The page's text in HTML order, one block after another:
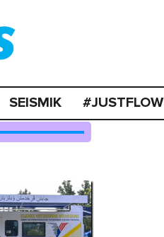
SEISMIK #JUSTFLOW